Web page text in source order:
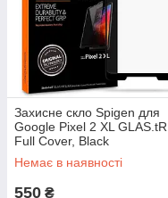
Захисне скло Spigen для
Google Pixel 2 XL GLAS.tR
Full Cover, Black
(F17GL22779)
Немає в наявності
550 ₴